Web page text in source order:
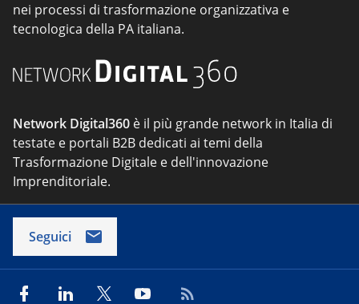
nei processi di trasformazione organizzativa e
tecnologica della PA italiana.
Network Digital360 è il più grande network in Italia di
testate e portali B2B dedicati ai temi della
Trasformazione Digitale e dell'innovazione
Imprenditoriale.
Seguici